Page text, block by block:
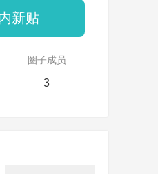
新贴
圈子成员
3